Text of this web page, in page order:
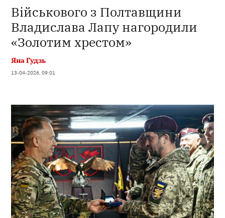
Військового з Полтавщини
Владислава Лапу нагородили
«Золотим хрестом»
Яна Гудзь
13-04-2026, 09:01